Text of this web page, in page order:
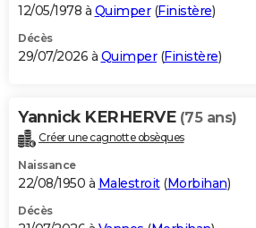
GUIDES D'ACHAT
BONS PLANS
Carte de Noël
Carte Bonne année
Carte Saint-Valentin
Carte Pâques
Carte d'anniversaire
DICTIONNAIRE
Dictionnaire
Biographies
Citations
Expressions
Proverbes
PROGRAMME TV
12/05/1978 à Quimper(Finistère)
Décès
29/07/2026 à Quimper(Finistère)
Yannick KERHERVE (75 ans)
Créer une cagnotte obsèques
Naissance
22/08/1950 à Malestroit(Morbihan)
Décès